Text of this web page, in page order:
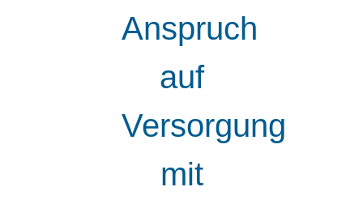
Anspruch
auf
Versorgung
mit